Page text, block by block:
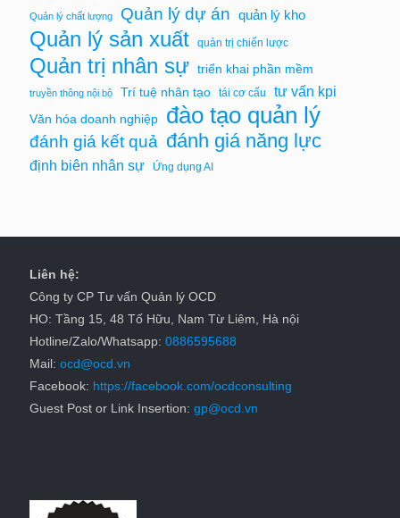
Quản lý chất lượng Quản lý dự án quản lý kho
Quản lý sản xuất quản trị chiến lược
Quản trị nhân sự triển khai phần mềm
truyền thông nội bộ Trí tuệ nhân tạo tái cơ cấu tư vấn kpi
Văn hóa doanh nghiệp đào tạo quản lý
đánh giá kết quả đánh giá năng lực
định biên nhân sự Ứng dụng AI
Liên hệ:
Công ty CP Tư vấn Quản lý OCD
HO: Tầng 15, 48 Tố Hữu, Nam Từ Liêm, Hà nội
Hotline/Zalo/Whatsapp: 0886595688
Mail: ocd@ocd.vn
Facebook: https://facebook.com/ocdconsulting
Guest Post or Link Insertion: gp@ocd.vn